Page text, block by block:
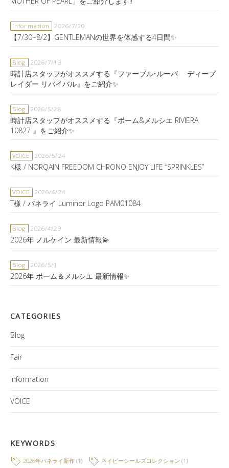
Information 2026/7/20
【7/30~8/2】GENTLEMANの世界を体感する4日間✨
Blog 2026/7/13
時計店スタッフがオススメする『ファーブル•ルーバ ディープ
レイダー リバイバル』をご紹介✨
Blog 2026/5/28
時計店スタッフがオススメする『ボーム&メルシエ RIVIERA
10827 』をご紹介✨
VOICE 2026/5/24
K様 / NORQAIN FREEDOM CHRONO ENJOY LIFE “SPRINKLES”
VOICE 2026/4/24
T様 / パネライ Luminor Logo PAM01084
Blog 2026/4/29
2026年 ノルケイン 最新情報💫
Blog 2026/5/1
2026年 ボーム＆メルシエ 最新情報✨
CATEGORIES
Blog
Fair
Information
VOICE
KEYWORDS
2026年パネライ新作(1) ネイビーシールズコレクション (1)